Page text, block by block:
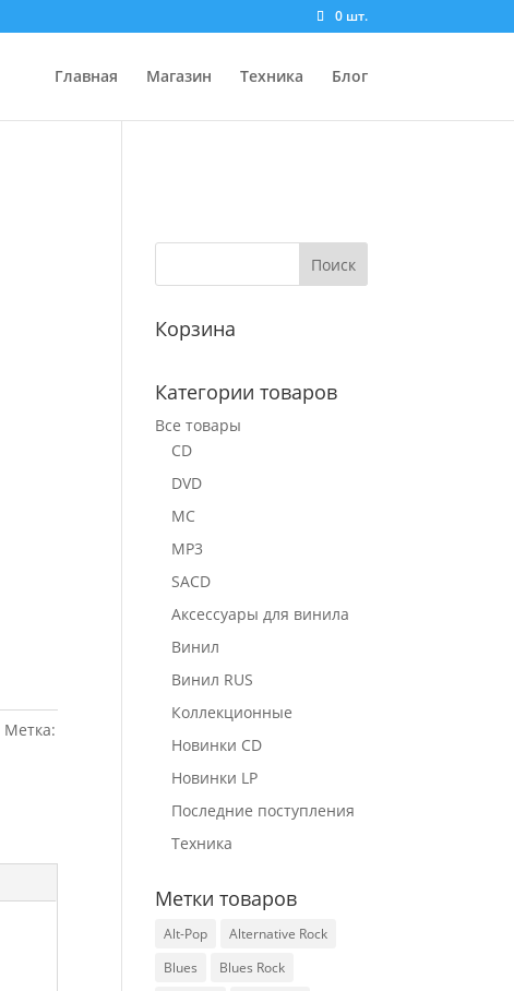
0 шт.
Главная Магазин Техника Блог
Метка:
Корзина
Категории товаров
Все товары
CD
DVD
MC
MP3
SACD
Аксессуары для винила
Винил
Винил RUS
Коллекционные
Новинки CD
Новинки LP
Последние поступления
Техника
Метки товаров
Alt-Pop
Alternative Rock
Blues
Blues Rock